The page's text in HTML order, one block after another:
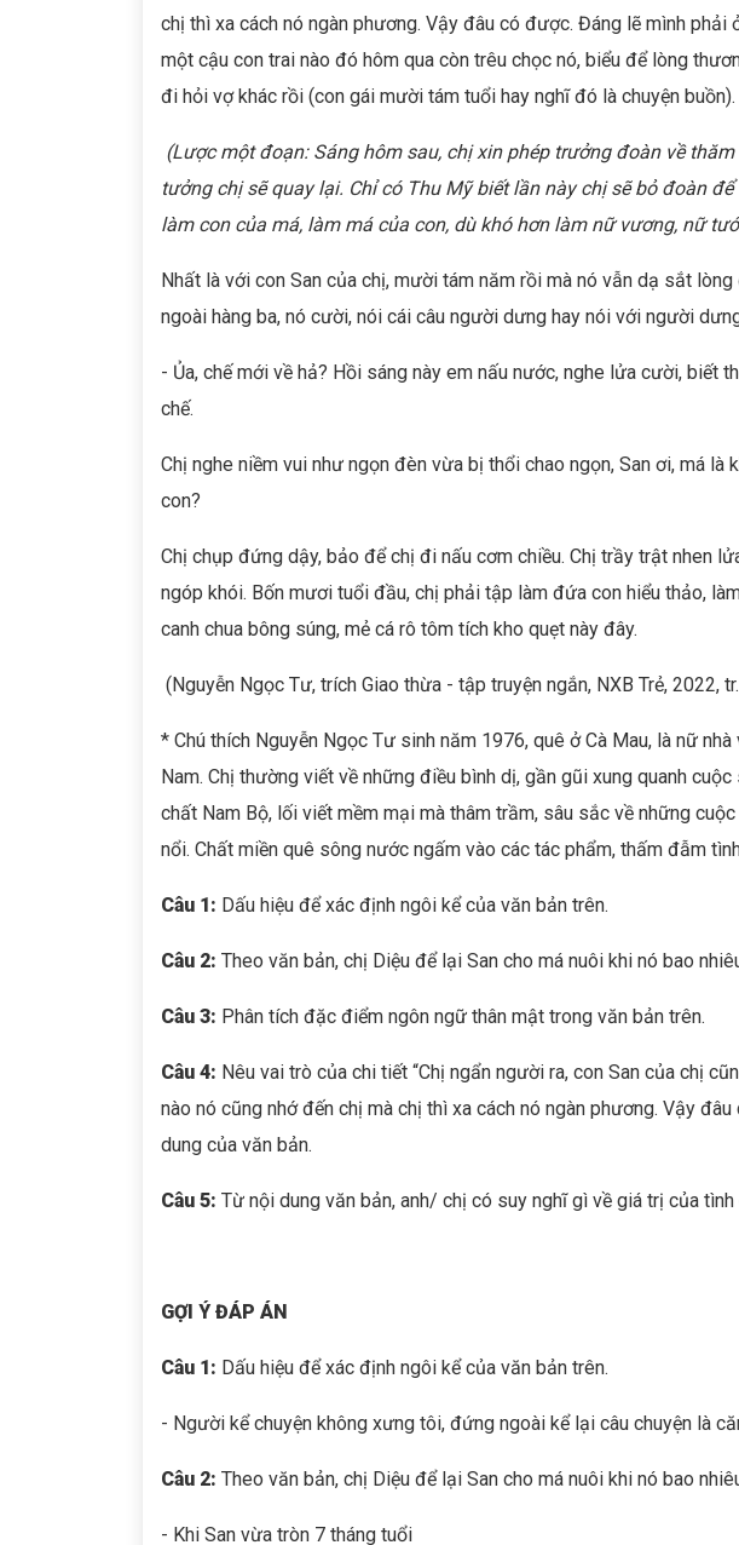
chị thì xa cách nó ngàn phương. Vậy đâu có được. Đáng lẽ mình phải
một cậu con trai nào đó hôm qua còn trêu chọc nó, biểu để lòng
đi hỏi vợ khác rồi (con gái mười tám tuổi hay nghĩ đó là chuyện buồn).
(Lược một đoạn: Sáng hôm sau, chị xin phép trưởng đoàn về
tưởng chị sẽ quay lại. Chỉcó Thu Mỹ biết lần này chị sẽ bỏ đoàn để
làm con của má, làm má của con, dù khó hơn làm nữ vương, nữ
Nhất là với con San của chị, mười tám năm rồi mà nó vẫn dạ sắt
ngoài hàng ba, nó cười, nói cái câu người dưng hay nói với người
- Ủa, chế mới về hả? Hồi sáng này em nấu nước, nghe lửa cười, biết
chế.
Chị nghe niềm vui như ngọn đèn vừa bị thổi chao ngọn, San ơi, má là
con?
Chị chụp đứng dậy, bảo để chị đi nấu cơm chiều. Chị trầy trật nhen
ngóp khói. Bốn mươi tuổi đầu, chị phải tập làm đứa con hiểu thảo,
canh chua bông súng, mẻ cá rô tôm tích kho quẹt này đây.
(Nguyễn Ngọc Tư, trích Giao thừa - tập truyện ngắn, NXB Trẻ, 2022,
* Chú thích Nguyễn Ngọc Tư sinh năm 1976, quê ở Cà Mau, là nữ
Nam. Chị thường viết về những điều bình dị, gần gũi xung quanh
chất Nam Bộ, lối viết mềm mại mà thâm trầm, sâu sắc về những
nổi. Chất miền quê sông nước ngấm vào các tác phẩm, thấm đẫm
Câu 1: Dấu hiệu để xác định ngôi kể của văn bản trên.
Câu 2: Theo văn bản, chị Diệu để lại San cho má nuôi khi nó bao
Câu 3: Phân tích đặc điểm ngôn ngữ thân mật trong văn bản trên.
Câu 4: Nêu vai trò của chi tiết “Chị ngẩn người ra, con San của chị
nào nó cũng nhớ đến chị mà chị thì xa cách nó ngàn phương. Vậy
dung của văn bản.
Câu 5: Từ nội dung văn bản, anh/ chị có suy nghĩ gì về giá trị của
GỢI Ý ĐÁP ÁN
Câu 1: Dấu hiệu để xác định ngôi kể của văn bản trên.
- Người kể chuyện không xưng tôi, đứng ngoài kể lại câu chuyện là
Câu 2: Theo văn bản, chị Diệu để lại San cho má nuôi khi nó bao
- Khi San vừa tròn 7 tháng tuổi